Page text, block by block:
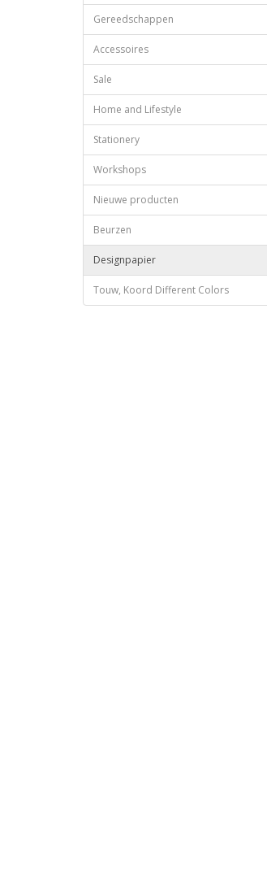
Gereedschappen
Accessoires
Sale
Home and Lifestyle
Stationery
Workshops
Nieuwe producten
Beurzen
Designpapier
Touw, Koord Different Colors